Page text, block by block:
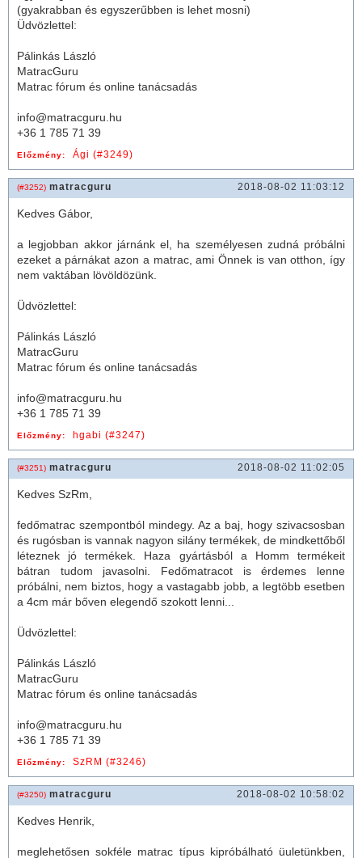
(gyakrabban és egyszerűbben is lehet mosni)
Üdvözlettel:
Pálinkás László
MatracGuru
Matrac fórum és online tanácsadás
info@matracguru.hu
+36 1 785 71 39
Előzmény: Ági (#3249)
(#3252) matracguru 2018-08-02 11:03:12
Kedves Gábor,
a legjobban akkor járnánk el, ha személyesen zudná próbálni
ezeket a párnákat azon a matrac, ami Önnek is van otthon, így
nem vaktában lövöldözünk.
Üdvözlettel:
Pálinkás László
MatracGuru
Matrac fórum és online tanácsadás
info@matracguru.hu
+36 1 785 71 39
Előzmény: hgabi (#3247)
(#3251) matracguru 2018-08-02 11:02:05
Kedves SzRm,
fedőmatrac szempontból mindegy. Az a baj, hogy szivacsosban
és rugósban is vannak nagyon silány termékek, de mindkettőből
léteznek jó termékek. Haza gyártásból a Homm termékeit
bátran tudom javasolni. Fedőmatracot is érdemes lenne
próbálni, nem biztos, hogy a vastagabb jobb, a legtöbb esetben
a 4cm már bőven elegendő szokott lenni...
Üdvözlettel:
Pálinkás László
MatracGuru
Matrac fórum és online tanácsadás
info@matracguru.hu
+36 1 785 71 39
Előzmény: SzRM (#3246)
(#3250) matracguru 2018-08-02 10:58:02
Kedves Henrik,
meglehetősen sokféle matrac típus kipróbálható üuletünkben,